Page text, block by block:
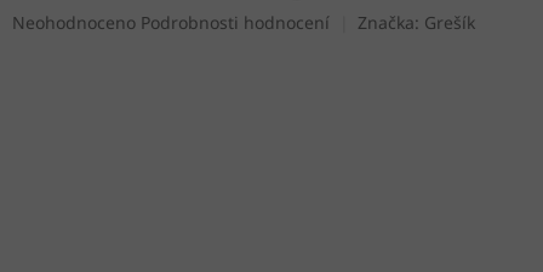
Průměrné
Neohodnoceno Podrobnosti hodnocení Značka: Grešík